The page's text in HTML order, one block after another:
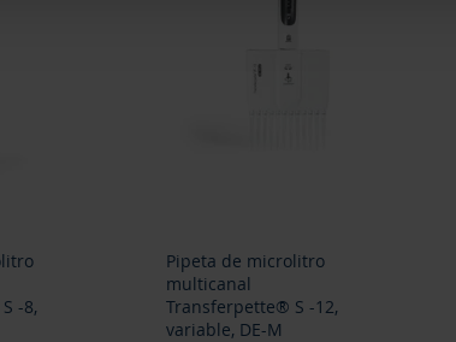
-8,
Pipeta de microlitro
multicanal
Transferpette® S -12,
variable, DE-M